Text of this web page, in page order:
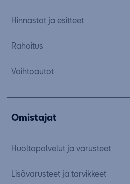
Hinnastot ja esitteet
Rahoitus
Vaihtoautot
Omistajat
Huoltopalvelut ja varusteet
Lisävarusteet ja tarvikkeet